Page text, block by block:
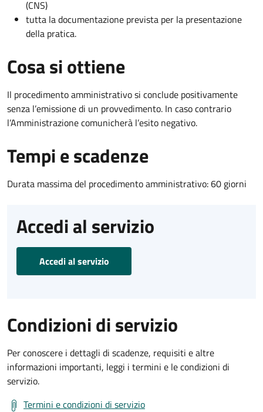
(CNS)
tutta la documentazione prevista per la presentazione
della pratica.
Cosa si ottiene
Il procedimento amministrativo si conclude positivamente
senza l’emissione di un provvedimento. In caso contrario
l’Amministrazione comunicherà l’esito negativo.
Tempi e scadenze
Durata massima del procedimento amministrativo: 60 giorni
Accedi al servizio
Accedi al servizio
Condizioni di servizio
Per conoscere i dettagli di scadenze, requisiti e altre
informazioni importanti, leggi i termini e le condizioni di
servizio.
Termini e condizioni di servizio